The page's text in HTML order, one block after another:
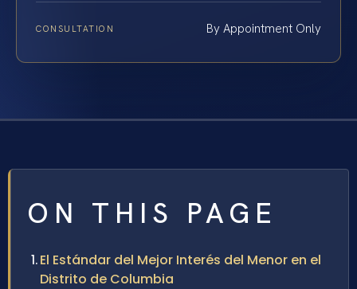
CONSULTATION By Appointment Only
ON THIS PAGE
El Estándar del Mejor Interés del Menor en el
Distrito de Columbia